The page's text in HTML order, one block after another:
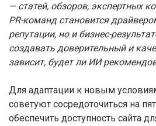
— статей, обзоров, экспертных
PR-команд становится
репутации, но и бизнес-
создавать доверительный и
зависит, будет ли ИИ
Для адаптации к новым
советуют сосредоточиться на
обеспечить доступность сайта